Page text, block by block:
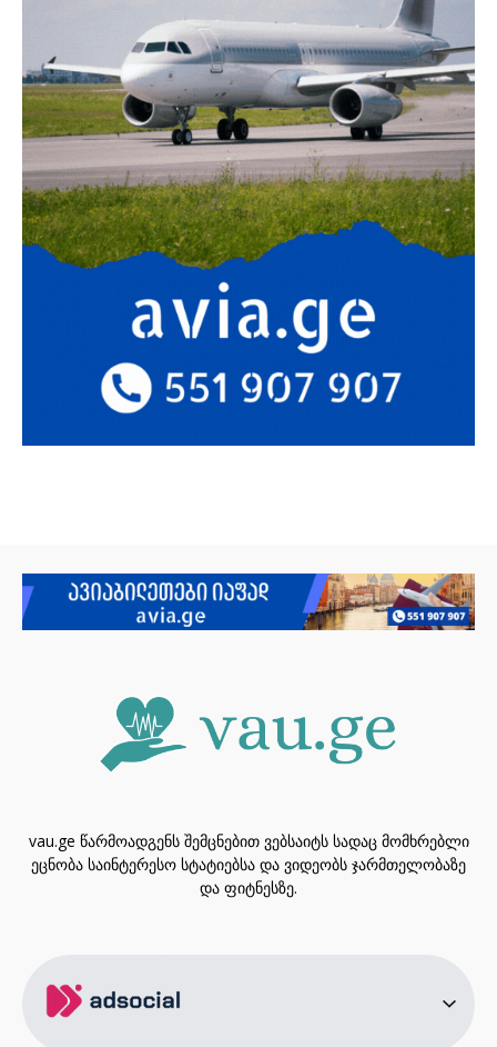
vau.ge წარმოადგენს შემცნებით ვებსაიტს სადაც მომხრებლი
ეცნობა საინტერესო სტატიებსა და ვიდეობს ჯარმთელობაზე
და ფიტნესზე.